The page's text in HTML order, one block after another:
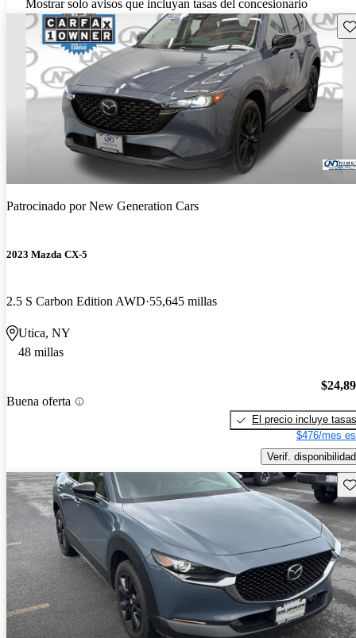
Mostrar solo avisos que incluyan tasas del concesionario
Patrocinado porNew Generation Cars
2023 Mazda CX-5
2.5 S Carbon Edition AWD 55,645 millas
Utica, NY
48 millas
Buena oferta
El precio incluye tasas
$476/mes
Verif. disponibilidad